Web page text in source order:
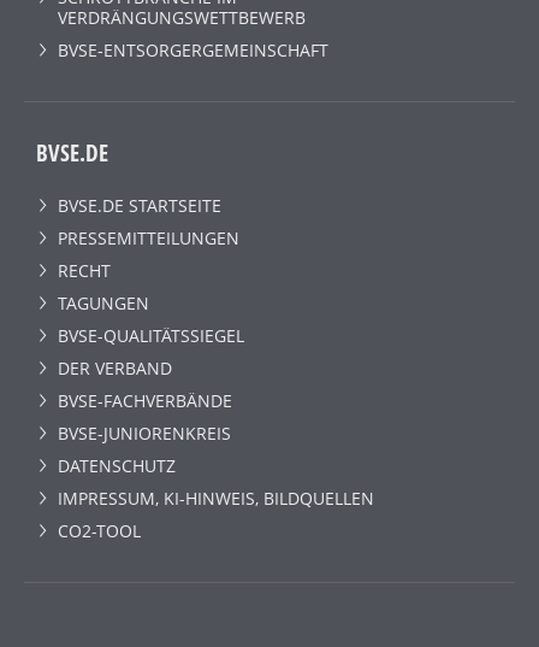
VERDRÄNGUNGSWETTBEWERB
BVSE-ENTSORGERGEMEINSCHAFT
BVSE.DE
BVSE.DE STARTSEITE
PRESSEMITTEILUNGEN
RECHT
TAGUNGEN
BVSE-QUALITÄTSSIEGEL
DER VERBAND
BVSE-FACHVERBÄNDE
BVSE-JUNIORENKREIS
DATENSCHUTZ
IMPRESSUM, KI-HINWEIS, BILDQUELLEN
CO2-TOOL